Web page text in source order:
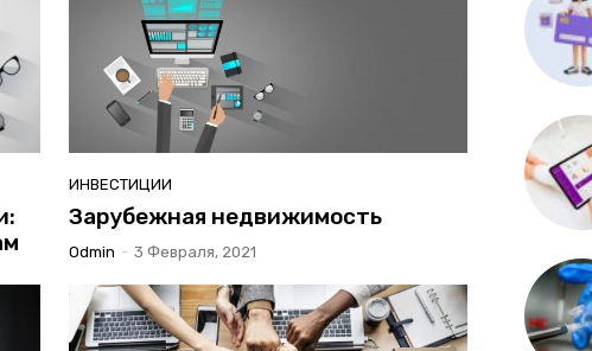
ИНВЕСТИЦИИ
Зарубежная недвижимость
Odmin - 3 Февраля, 2021